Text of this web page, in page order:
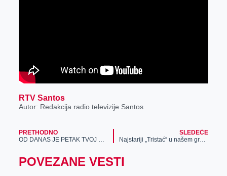
RTV Santos
Autor: Redakcija radio televizije Santos
PRETHODNO
SLEDEĆE
Najstariji „Tristać“ u našem gradu
POVEZANE VESTI